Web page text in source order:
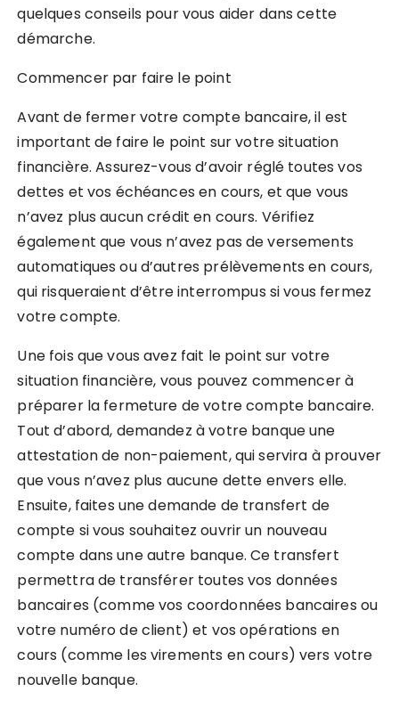
quelques conseils pour vous aider dans cette
démarche.
Commencer par faire le point
Avant de fermer votre compte bancaire, il est
important de faire le point sur votre situation
financière. Assurez-vous d’avoir réglé toutes vos
dettes et vos échéances en cours, et que vous
n’avez plus aucun crédit en cours. Vérifiez
également que vous n’avez pas de versements
automatiques ou d’autres prélèvements en cours,
qui risqueraient d’être interrompus si vous fermez
votre compte.
Une fois que vous avez fait le point sur votre
situation financière, vous pouvez commencer à
préparer la fermeture de votre compte bancaire.
Tout d’abord, demandez à votre banque une
attestation de non-paiement, qui servira à prouver
que vous n’avez plus aucune dette envers elle.
Ensuite, faites une demande de transfert de
compte si vous souhaitez ouvrir un nouveau
compte dans une autre banque. Ce transfert
permettra de transférer toutes vos données
bancaires (comme vos coordonnées bancaires ou
votre numéro de client) et vos opérations en
cours (comme les virements en cours) vers votre
nouvelle banque.